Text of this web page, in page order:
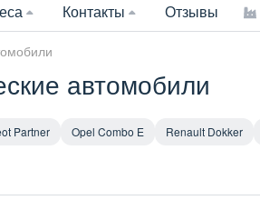
Контакты Отзывы
автомобили
Partner Opel Combo E Renault Dokker